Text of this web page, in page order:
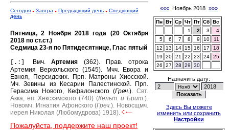
Сегодня Завтра Предыдущий день
Следующий
день
Пятница, 2 Ноября 2018 года (20 Октября
2018 по ст.ст.)
Седмица 23-я по Пятидесятнице, Глас пятый
[.:] Вмч.Артемия (362).
Прав. отрока
Артемия Веркольского (1545).
Мчч. Евора и
Евноя, Персидских.
Прп. Матроны Хиосской.
Мч. Зевины из Кесарии Палестинской.
Прп.
Герасима Нового, Кефалонского (Греч.). Свт.
Акка, еп. Хексхэмского (740) (Кельт. и Брит.).
Новомч. Игнатия Афонского (Греч.). Новосщмч.
иерея Николая (Любомудрова) 1918).
Пожалуйста, поддержите наш проект!
««« Ноябрь 2018 »»»
Пн Вт Ср Чт Пт Сб Вс
1
2 3
4
5
6 7 8 9 10
11
12
13 14 15 16 17
18
19
20 21 22 23 24
25
26
27 28 29 30
Назначить дату:
Здесь Вы можете
изменить или сохранить
Настройки